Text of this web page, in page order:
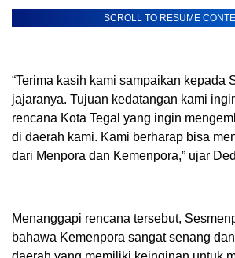
SCROLL TO RESUME
“Terima kasih kami sampaikan kepada
jajaranya. Tujuan kedatangan kami
rencana Kota Tegal yang ingin
di daerah kami. Kami berharap bisa
dari Menpora dan Kemenpora,” ujar
Menanggapi rencana tersebut,
bahawa Kemenpora sangat senang